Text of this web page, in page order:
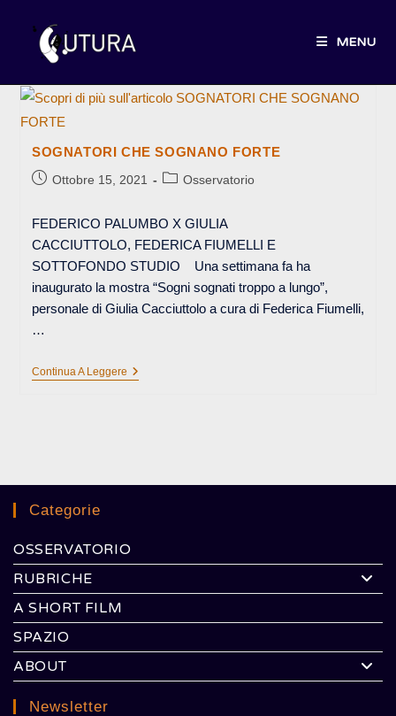
contenuto
MENU
SOGNATORI CHE SOGNANO FORTE
ArticoloOttobre 15, 2021
Categoria
Osservatorio
FEDERICO PALUMBO X GIULIA
CACCIUTTOLO, FEDERICA FIUMELLI E
SOTTOFONDO STUDIO Una settimana fa ha
inaugurato la mostra “Sogni sognati troppo a lungo”,
personale di Giulia Cacciuttolo a cura di Federica Fiumelli,
…
Continua A LeggereSOGNATORI
Categorie
OSSERVATORIO
RUBRICHE
A SHORT FILM
SPAZIO
ABOUT
Newsletter